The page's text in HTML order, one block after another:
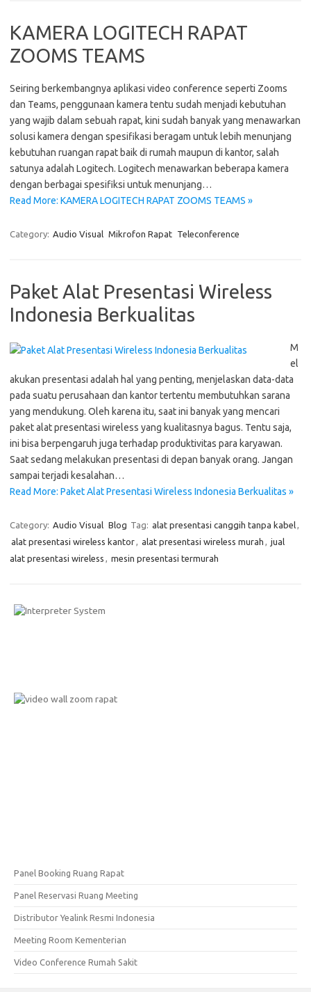
KAMERA LOGITECH RAPAT
ZOOMS TEAMS
Seiring berkembangnya aplikasi video conference seperti Zooms
dan Teams, penggunaan kamera tentu sudah menjadi kebutuhan
yang wajib dalam sebuah rapat, kini sudah banyak yang menawarkan
solusi kamera dengan spesifikasi beragam untuk lebih menunjang
kebutuhan ruangan rapat baik di rumah maupun di kantor, salah
satunya adalah Logitech. Logitech menawarkan beberapa kamera
dengan berbagai spesifiksi untuk menunjang…
Read More: KAMERA LOGITECH RAPAT ZOOMS TEAMS »
Category: Audio Visual Mikrofon Rapat Teleconference
Paket Alat Presentasi Wireless
Indonesia Berkualitas
M
el
akukan presentasi adalah hal yang penting, menjelaskan data-data
pada suatu perusahaan dan kantor tertentu membutuhkan sarana
yang mendukung. Oleh karena itu, saat ini banyak yang mencari
paket alat presentasi wireless yang kualitasnya bagus. Tentu saja,
ini bisa berpengaruh juga terhadap produktivitas para karyawan.
Saat sedang melakukan presentasi di depan banyak orang. Jangan
sampai terjadi kesalahan…
Read More: Paket Alat Presentasi Wireless Indonesia Berkualitas »
Category: Audio Visual Blog Tag: alat presentasi canggih tanpa kabel,
alat presentasi wireless kantor, alat presentasi wireless murah , jual
alat presentasi wireless , mesin presentasi termurah
Panel Booking Ruang Rapat
Panel Reservasi Ruang Meeting
Distributor Yealink Resmi Indonesia
Meeting Room Kementerian
Video Conference Rumah Sakit